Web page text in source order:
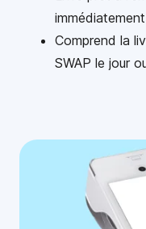
immédiatement
Comprend la
SWAP le jour